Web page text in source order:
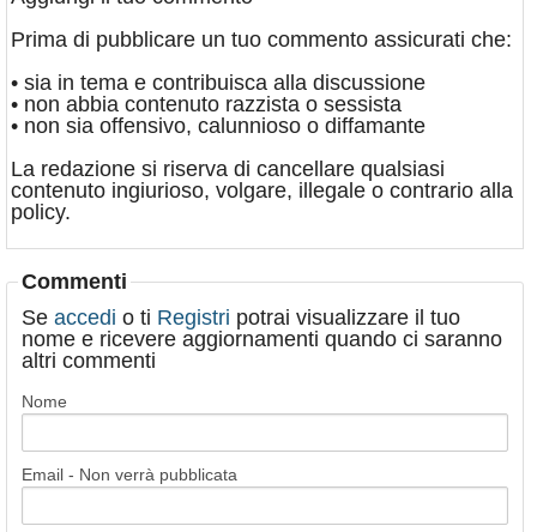
Prima di pubblicare un tuo commento assicurati che:
• sia in tema e contribuisca alla discussione
• non abbia contenuto razzista o sessista
• non sia offensivo, calunnioso o diffamante
La redazione si riserva di cancellare qualsiasi
contenuto ingiurioso, volgare, illegale o contrario alla
policy.
Commenti
Se accedi o ti Registri potrai visualizzare il tuo
nome e ricevere aggiornamenti quando ci saranno
altri commenti
Nome
Email - Non verrà pubblicata